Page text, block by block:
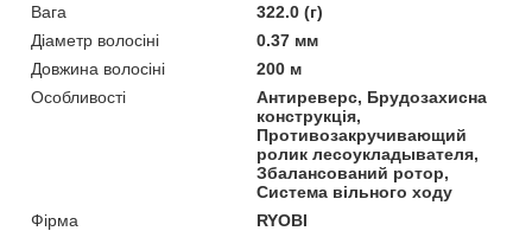
Вага
322.0 (г)
Діаметр волосіні
0.37 мм
Довжина волосіні
200 м
Особливості
Антиреверс, Брудозахисна
конструкція,
Противозакручивающий
ролик лесоукладывателя,
Збалансований ротор,
Система вільного ходу
Фірма
RYOBI